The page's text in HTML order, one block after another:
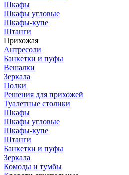
Шкафы
Шкафы угловые
Шкафы-купе
Штанги
Прихожая
Антресоли
Банкетки и пуфы
Вешалки
Зеркала
Полки
Решения для прихожей
Туалетные столики
Шкафы
Шкафы угловые
Шкафы-купе
Штанги
Банкетки и пуфы
Зеркала
Комоды и тумбы